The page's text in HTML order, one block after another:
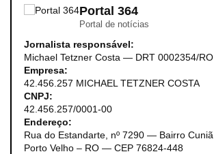
Portal 364
Portal de notícias
Jornalista responsável:
Michael Tetzner Costa — DRT 0002354/RO
Empresa:
42.456.257 MICHAEL TETZNER COSTA
CNPJ:
42.456.257/0001-00
Endereço:
Rua do Estandarte, nº 7290 — Bairro Cuniã
Porto Velho – RO — CEP 76824-448